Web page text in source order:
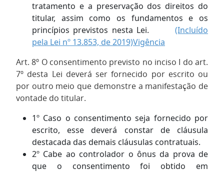
tratamento e a preservação dos direitos do
titular, assim como os fundamentos e os
princípios previstos nesta Lei. (Incluído
pela Lei nº 13.853, de 2019)Vigência
Art. 8º O consentimento previsto no inciso I do art.
7º desta Lei deverá ser fornecido por escrito ou
por outro meio que demonstre a manifestação de
vontade do titular.
1º Caso o consentimento seja fornecido por
escrito, esse deverá constar de cláusula
destacada das demais cláusulas contratuais.
2º Cabe ao controlador o ônus da prova de
que o consentimento foi obtido em